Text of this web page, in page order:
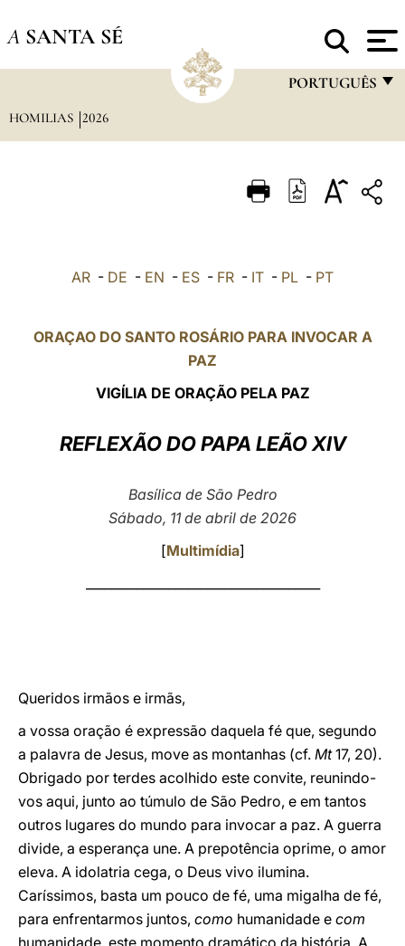
A SANTA SÉ
PORTUGUÊS
ITALIANO
POLSKI
中文
LATINE
HOMILIAS 2026
AR - DE - EN - ES - FR - IT - PL - PT
ORAÇAO DO SANTO ROSÁRIO PARA INVOCAR A
PAZ
VIGÍLIA DE ORAÇÃO PELA PAZ
REFLEXÃO DO PAPA LEÃO XIV
Basílica de São Pedro
Sábado, 11 de abril de 2026
[Multimídia]
Queridos irmãos e irmãs,
a vossa oração é expressão daquela fé que, segundo
a palavra de Jesus, move as montanhas (cf. Mt17, 20).
Obrigado por terdes acolhido este convite, reunindo-
vos aqui, junto ao túmulo de São Pedro, e em tantos
outros lugares do mundo para invocar a paz. A guerra
divide, a esperança une. A prepotência oprime, o amor
eleva. A idolatria cega, o Deus vivo ilumina.
Caríssimos, basta um pouco de fé, uma migalha de fé,
para enfrentarmos juntos, como humanidade e com
humanidade, este momento dramático da história. A